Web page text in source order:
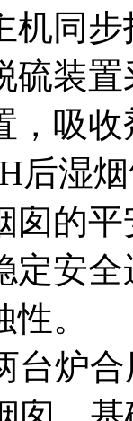
机同
硫装
，吸
后湿
囱的
定安
。
炉合